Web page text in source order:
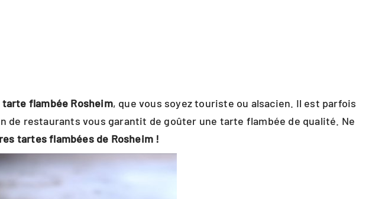
flambée Rosheim, que vous soyez touriste ou alsacien. Il est parfois
restaurants vous garantit de goûter une tarte flambée de qualité. Ne
tartes flambées de Rosheim !